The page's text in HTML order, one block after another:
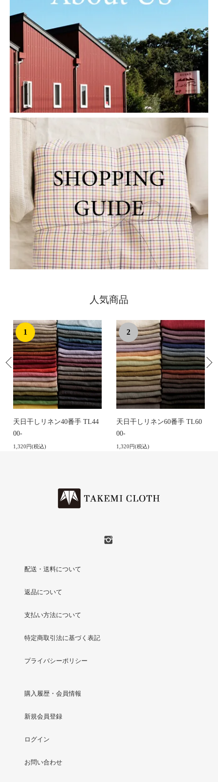
人気商品
1
天日干しリネン40番手 TL44
00-
1,320円(税込)
2
天日干しリネン60番手 TL60
00-
1,320円(税込)
配送・送料について
返品について
支払い方法について
特定商取引法に基づく表記
プライバシーポリシー
購入履歴・会員情報
新規会員登録
ログイン
お問い合わせ